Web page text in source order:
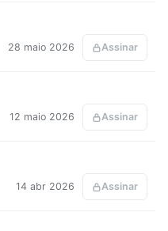
28 maio 2026 Assinar
12 maio 2026 Assinar
14 abr 2026 Assinar